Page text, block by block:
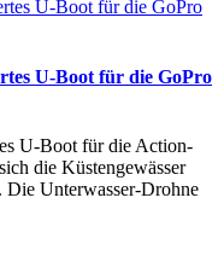
U-Boot für die GoPro
U-Boot für die Action-
die Küstengewässer
Die Unterwasser-Drohne